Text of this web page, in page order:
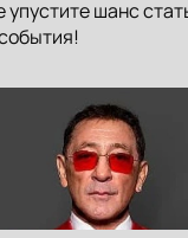
упустите шанс